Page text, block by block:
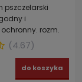
pszczelarski
i
rozm.
(4.67)
do koszyka